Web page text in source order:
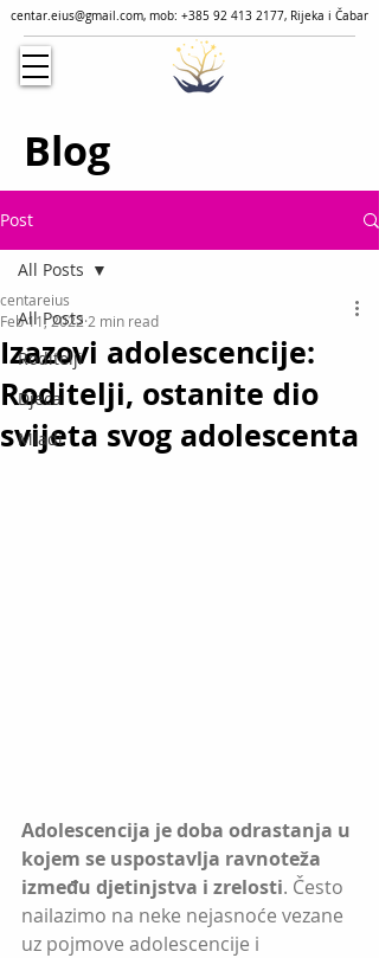
centar.eius@gmail.com, mob: +385 92 413 2177, Rijeka i Čabar
Blog
Post
All Posts
Roditelji
Djeca
Mladi
All Posts
Izazovi adolescencije:
Roditelji, ostanite dio
svijeta svog adolescenta
centareius
Feb 11, 2022 2 min read
Adolescencija je doba odrastanja u
kojem se uspostavlja ravnoteža
između djetinjstva i zrelosti. Često
nailazimo na neke nejasnoće vezane
uz pojmove adolescencije i